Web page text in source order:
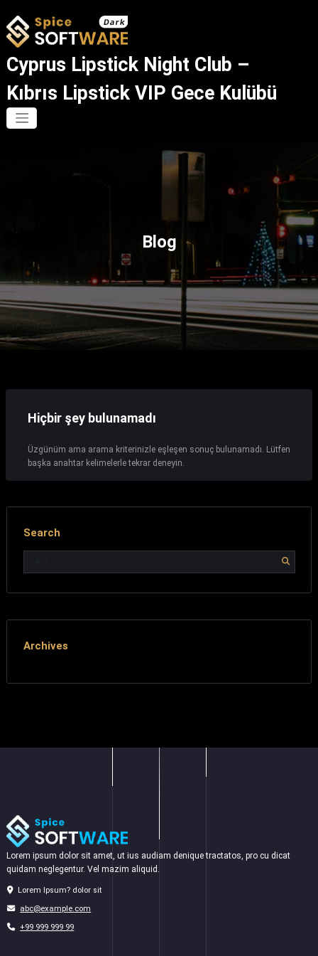
geç
Cyprus Lipstick Night Club –
Kıbrıs Lipstick VIP Gece Kulübü
Blog
Hiçbir şey bulunamadı
Üzgünüm ama arama kriterinizle eşleşen sonuç bulunamadı. Lütfen
başka anahtar kelimelerle tekrar deneyin.
Search
Archives
Lorem ipsum dolor sit amet, ut ius audiam denique tractatos, pro cu dicat
quidam neglegentur. Vel mazim aliquid.
Lorem Ipsum? dolor sit
abc@example.com
+99 999 999 99